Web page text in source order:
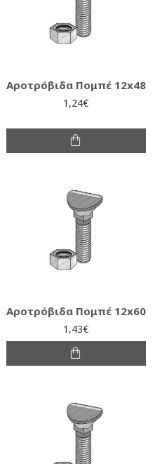
Αροτρόβιδα Πομπέ 12x48
1,24€
Αροτρόβιδα Πομπέ 12x60
1,43€